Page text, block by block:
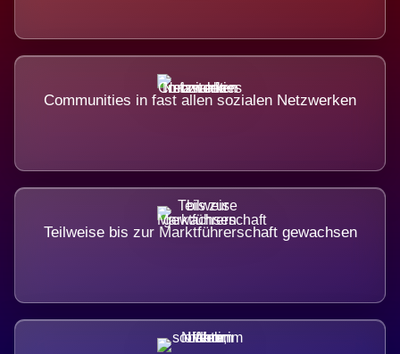
Communities in fast allen sozialen Netzwerken
Teilweise bis zur Marktführerschaft gewachsen